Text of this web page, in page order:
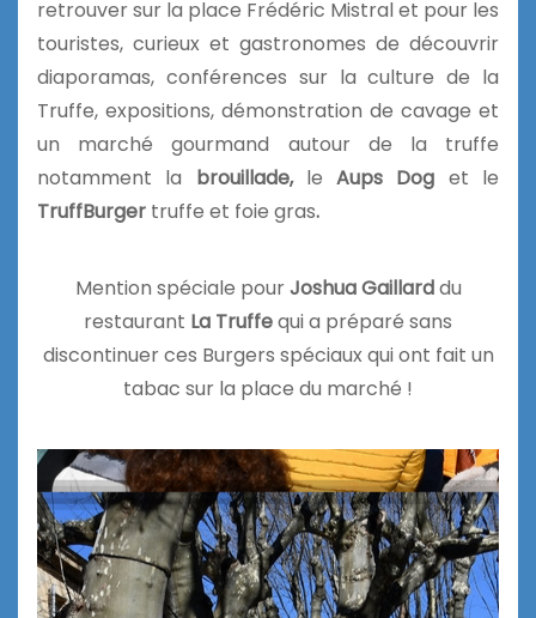
retrouver sur la place Frédéric Mistral et pour les
touristes, curieux et gastronomes de découvrir
diaporamas, conférences sur la culture de la
Truffe, expositions, démonstration de cavage et
un marché gourmand autour de la truffe
notamment la brouillade,leAups Dog et le
TruffBurger truffe et foie gras.
Mention spéciale pourJoshua Gaillarddu
restaurant La Truffequi a préparé sans
discontinuer ces Burgers spéciaux qui ont fait un
tabac sur la place du marché !